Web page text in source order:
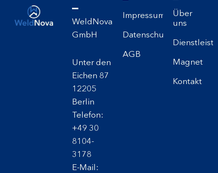
WeldNova
GmbH
Unter den
Eichen 87
12205
Berlin
Telefon:
+49 30
8104-
3178
E-Mail:
Impressum
Datenschutzerklärung
AGB
Über
uns
Magnet
Kontakt